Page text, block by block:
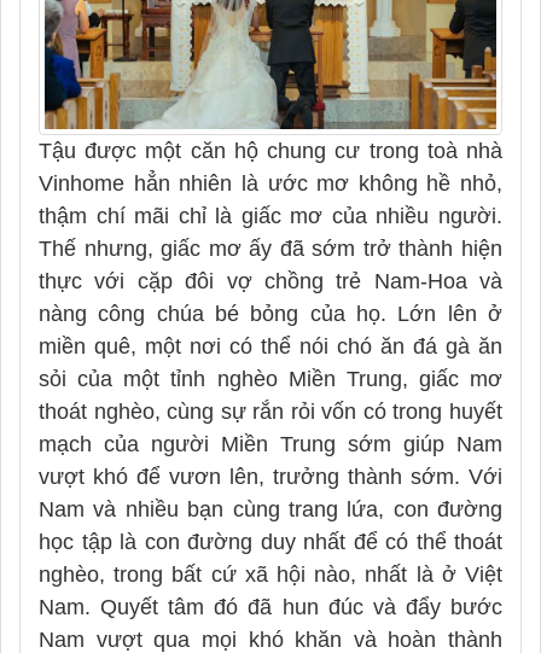
Tậu được một căn hộ chung cư trong toà nhà
Vinhome hẳn nhiên là ước mơ không hề nhỏ,
thậm chí mãi chỉ là giấc mơ của nhiều người.
Thế nhưng, giấc mơ ấy đã sớm trở thành hiện
thực với cặp đôi vợ chồng trẻ Nam-Hoa và
nàng công chúa bé bỏng của họ. Lớn lên ở
miền quê, một nơi có thể nói chó ăn đá gà ăn
sỏi của một tỉnh nghèo Miền Trung, giấc mơ
thoát nghèo, cùng sự rắn rỏi vốn có trong huyết
mạch của người Miền Trung sớm giúp Nam
vượt khó để vươn lên, trưởng thành sớm. Với
Nam và nhiều bạn cùng trang lứa, con đường
học tập là con đường duy nhất để có thể thoát
nghèo, trong bất cứ xã hội nào, nhất là ở Việt
Nam. Quyết tâm đó đã hun đúc và đẩy bước
Nam vượt qua mọi khó khăn và hoàn thành